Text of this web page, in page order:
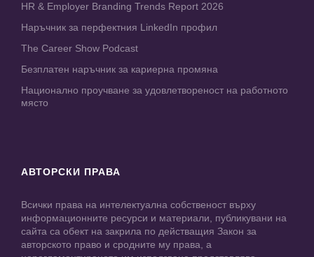
HR & Employer Branding Trends Report 2026
Наръчник за перфектния LinkedIn профил
The Career Show Podcast
Безплатен наръчник за кариерна промяна
Национално проучване за удовлетвореност на работното
място
АВТОРСКИ ПРАВА
Всички права на интелектуална собственост върху
информационните ресурси и материали, публикувани на
сайта са обект на закрила по действащия Закон за
авторското право и сродните му права, а